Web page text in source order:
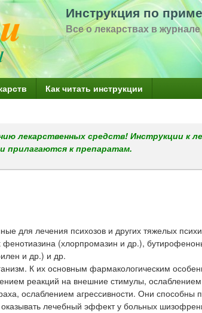
Перейти
к
содержанию
Инструкция по
Все о лекарствах в
Как читать инструкции
лекарственных средств! Инструкции к
прилагаются к препаратам.
для лечения психозов и других тяжелых
фенотиазина (хлорпромазин и др.),
и др.) и др.
К их основным фармакологическим
реакций на внешние стимулы, ослаблением
ослаблением агрессивности. Они способны
лечебный эффект у больных